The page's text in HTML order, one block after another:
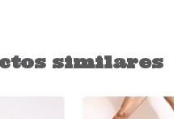
similares